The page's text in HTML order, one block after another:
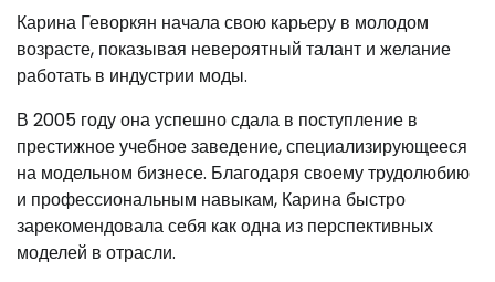
Карина Геворкян начала свою карьеру в молодом
возрасте, показывая невероятный талант и желание
работать в индустрии моды.
В 2005 году она успешно сдала в поступление в
престижное учебное заведение, специализирующееся
на модельном бизнесе. Благодаря своему трудолюбию
и профессиональным навыкам, Карина быстро
зарекомендовала себя как одна из перспективных
моделей в отрасли.